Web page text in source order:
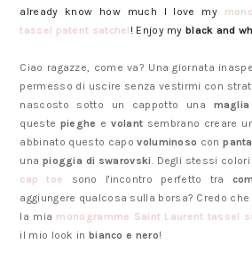
already know how much I love my
tassel patent satchel ! Enjoy myblack and
Ciao ragazze, come va? Una giornata
permesso di uscire senza vestirmi con
nascosto sotto un cappotto una
queste pieghe evolant sembrano creare
abbinato questo capovoluminoso con
una pioggia di swarovski . Degli stessi
cap toe sono l'incontro perfetto tra
aggiungere qualcosa sulla borsa? Credo
la mia monogramme Saint Laurent tassel
il mio look in bianco e nero!